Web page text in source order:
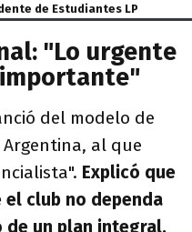
de Estudiantes LP
"Lo urgente
del modelo de
al que
Explicó que
el club no dependa
de un plan integral.